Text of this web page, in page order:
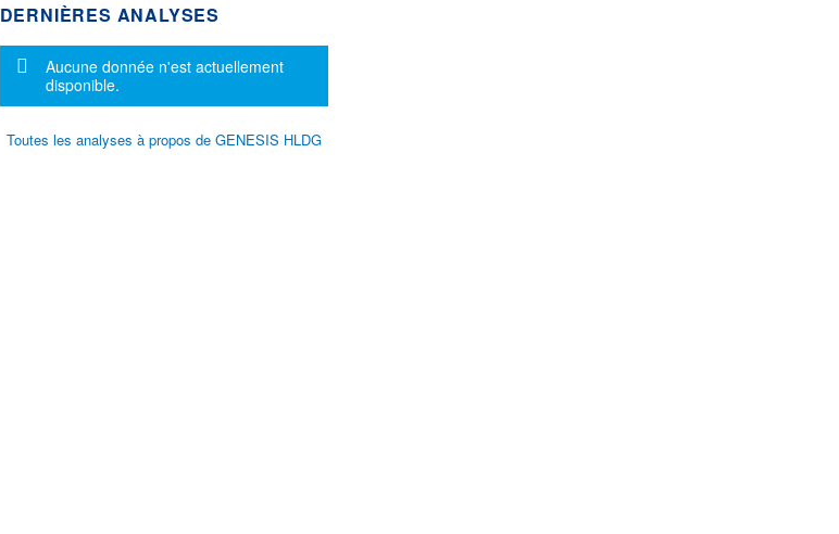
DERNIÈRES ANALYSES
Message d'information
Aucune donnée n'est actuellement
disponible.
Toutes les analyses à propos de GENESIS HLDG